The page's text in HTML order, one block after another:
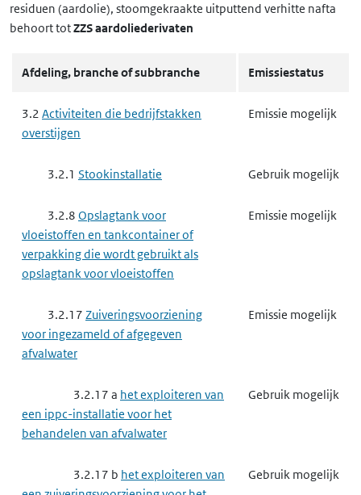
residuen (aardolie), stoomgekraakte uitputtend verhitte nafta
behoort totZZS aardoliederivaten
Afdeling, branche of subbranche Emissiestatus
3.2 Activiteiten die bedrijfstakken
overstijgen
Emissie mogelijk
3.2.1 Stookinstallatie Gebruik mogelijk
3.2.8 Opslagtank voor
vloeistoffen en tankcontainer of
verpakking die wordt gebruikt als
opslagtank voor vloeistoffen
Emissie mogelijk
3.2.17 Zuiveringsvoorziening
voor ingezameld of afgegeven
afvalwater
Emissie mogelijk
3.2.17 a het exploiteren van
een ippc-installatie voor het
behandelen van afvalwater
Gebruik mogelijk
3.2.17 b het exploiteren van
Gebruik mogelijk